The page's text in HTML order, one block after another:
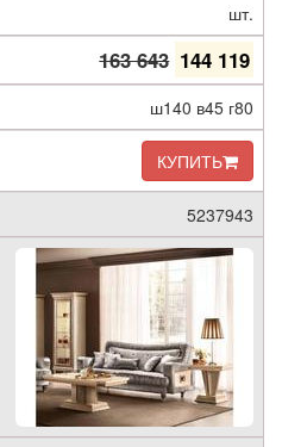
шт.
163 643 144 119
ш140 в45 г80
КУПИТЬ
5237943